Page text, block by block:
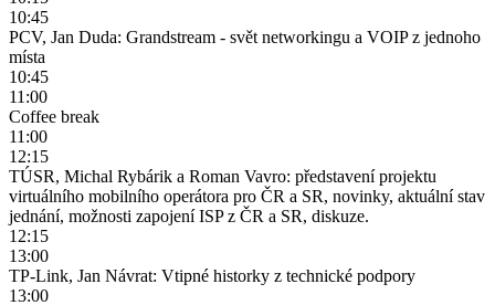
10:45
PCV, Jan Duda: Grandstream - svět networkingu a VOIP z jednoho
místa
10:45
11:00
Coffee break
11:00
12:15
TÚSR, Michal Rybárik a Roman Vavro: představení projektu
virtuálního mobilního operátora pro ČR a SR, novinky, aktuální stav
jednání, možnosti zapojení ISP z ČR a SR, diskuze.
12:15
13:00
TP-Link, Jan Návrat: Vtipné historky z technické podpory
13:00